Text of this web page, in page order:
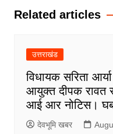
Related articles
उत्तराखंड
विधायक सरिता
आयुक्त दीपक रावत
आई आर नोटिस।
देवभूमि खबर